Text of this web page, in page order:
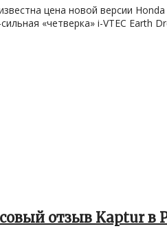
цена новой версии
«четверка» i-VTEC Earth
отзыв Kaptur в